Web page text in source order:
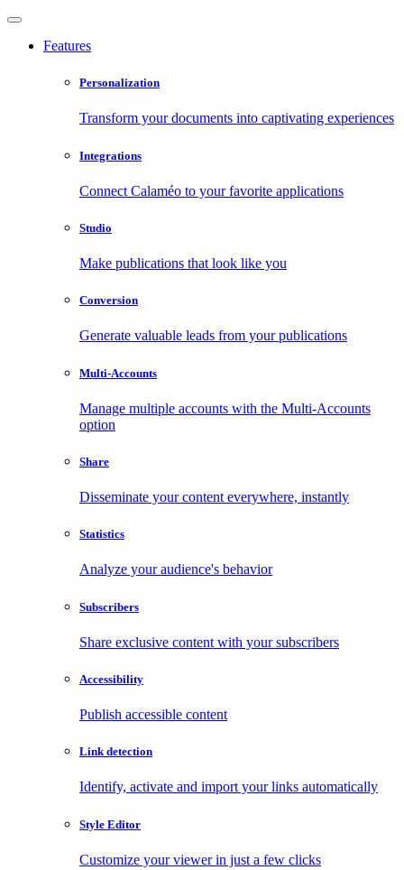
Features
Personalization
Transform your documents into captivating experiences
Integrations
Connect Calaméo to your favorite applications
Studio
Make publications that look like you
Conversion
Generate valuable leads from your publications
Multi-Accounts
Manage multiple accounts with the Multi-Accounts
option
Share
Disseminate your content everywhere, instantly
Statistics
Analyze your audience's behavior
Subscribers
Share exclusive content with your subscribers
Accessibility
Publish accessible content
Link detection
Identify, activate and import your links automatically
Style Editor
Customize your viewer in just a few clicks